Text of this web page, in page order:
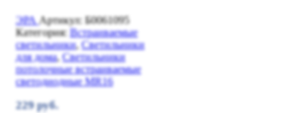
ЭРААртикул: Б0061095
Категория: Встраиваемые
светильники,Светильники
для дома,Светильники
потолочные встраиваемые
светодиодные MR16
229руб.